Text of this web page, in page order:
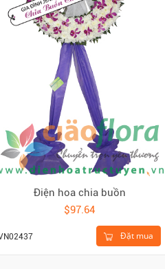
Điện hoa chia buồn
$97.64
Đặt mua